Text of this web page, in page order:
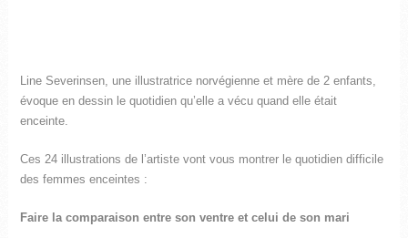
Line Severinsen, une illustratrice norvégienne et mère de 2 enfants,
évoque en dessin le quotidien qu’elle a vécu quand elle était
enceinte.
Ces 24 illustrations de l’artiste vont vous montrer le quotidien difficile
des femmes enceintes :
Faire la comparaison entre son ventre et celui de son mari